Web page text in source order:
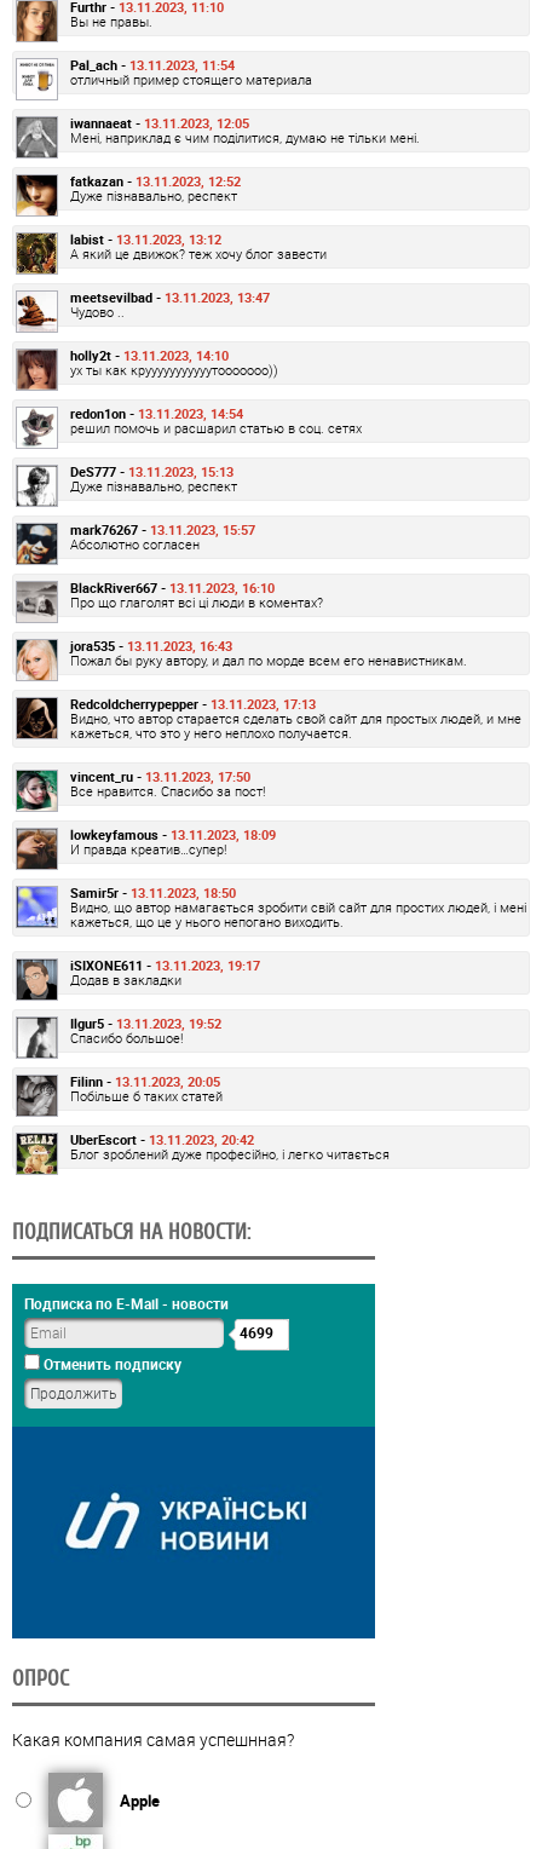
Furthr - 13.11.2023, 11:10
Вы не правы.
Pal_ach - 13.11.2023, 11:54
отличный пример стоящего материала
iwannaeat - 13.11.2023, 12:05
Мені, наприклад є чим поділитися, думаю не тільки мені.
fatkazan - 13.11.2023, 12:52
Дуже пізнавально, респект
labist - 13.11.2023, 13:12
А який це движок? теж хочу блог завести
meetsevilbad - 13.11.2023, 13:47
Чудово ..
holly2t - 13.11.2023, 14:10
ух ты как крууууууууууутооооооо))
redon1on - 13.11.2023, 14:54
решил помочь и расшарил статью в соц. сетях
DeS777 - 13.11.2023, 15:13
Дуже пізнавально, респект
mark76267 - 13.11.2023, 15:57
Абсолютно согласен
BlackRiver667 - 13.11.2023, 16:10
Про що глаголят всі ці люди в коментах?
jora535 - 13.11.2023, 16:43
Пожал бы руку автору, и дал по морде всем его ненавистникам.
Redcoldcherrypepper - 13.11.2023, 17:13
Видно, что автор старается сделать свой сайт для простых людей, и мне
кажеться, что это у него неплохо получается.
vincent_ru - 13.11.2023, 17:50
Все нравится. Спасибо за пост!
lowkeyfamous - 13.11.2023, 18:09
И правда креатив…супер!
Samir5r - 13.11.2023, 18:50
Видно, що автор намагається зробити свій сайт для простих людей, і мені
кажеться, що це у нього непогано виходить.
iSIXONE611 - 13.11.2023, 19:17
Додав в закладки
Ilgur5 - 13.11.2023, 19:52
Спасибо большое!
Filinn - 13.11.2023, 20:05
Побільше б таких статей
UberEscort - 13.11.2023, 20:42
Блог зроблений дуже професійно, і легко читається
ПОДПИСАТЬСЯ НА НОВОСТИ:
Подписка по E-Mail - новости
4699
Отменить подписку
ОПРОС
Какая компания самая успешнная?
Apple